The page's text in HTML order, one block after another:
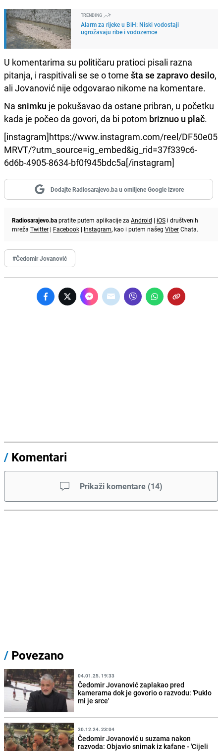
TRENDING
Alarm za rijeke u BiH: Niski vodostaji
ugrožavaju ribe i vodozemce
U komentarima su političaru pratioci pisali razna
pitanja, i raspitivali se se o tome šta se zapravo desilo,
ali Jovanović nije odgovarao nikome na komentare.
Na snimku je pokušavao da ostane pribran, u početku
kada je počeo da govori, da bi potom briznuo u plač.
[instagram]https://www.instagram.com/reel/DF50e05
MRVT/?utm_source=ig_embed&ig_rid=37f339c6-
6d6b-4905-8634-bf0f945bdc5a[/instagram]
Dodajte Radiosarajevo.ba u omiljene Google izvore
Radiosarajevo.bapratite putem aplikacije za Android | iOS i društvenih
mreža Twitter | Facebook | Instagram, kao i putem našeg ViberChata.
#Čedomir Jovanović
/ Komentari
Prikaži komentare (14)
/ Povezano
04.01.25. 19:33
Čedomir Jovanović zaplakao pred
kamerama dok je govorio o razvodu: 'Puklo
mi je srce'
30.12.24. 23:04
Čedomir Jovanović u suzama nakon
razvoda: Objavio snimak iz kafane - 'Cijeli